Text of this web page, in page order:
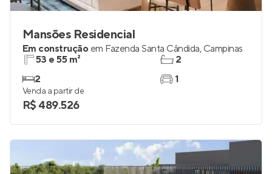
Mansões Residencial
Em construção em Fazenda Santa Cândida, Campinas
53 e 55 m²
2
2
1
Venda a partir de
R$ 489.526